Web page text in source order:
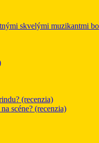
skvelými muzikantmi
(recenzia)
scéne? (recenzia)